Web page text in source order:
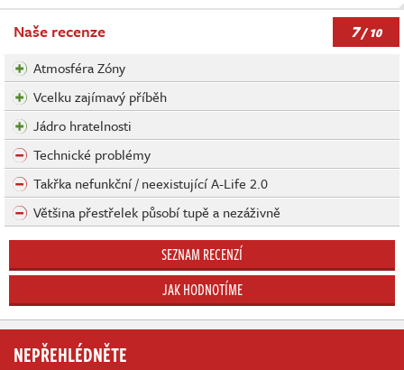
Naše recenze 7/ 10
Atmosféra Zóny
Vcelku zajímavý příběh
Jádro hratelnosti
Technické problémy
Takřka nefunkční / neexistující A-Life 2.0
Většina přestřelek působí tupě a nezáživně
SEZNAM RECENZÍ
JAK HODNOTÍME
NEPŘEHLÉDNĚTE